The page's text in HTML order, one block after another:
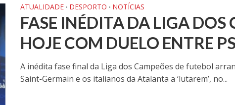
ATUALIDADE • DESPORTO • NOTÍCIAS
FASE INÉDITA DA LIGA
HOJE COM DUELO ENTRE
A inédita fase final da Liga dos Campeões de futebol
Saint-Germain e os italianos da Atalanta a ‘lutarem’, no...